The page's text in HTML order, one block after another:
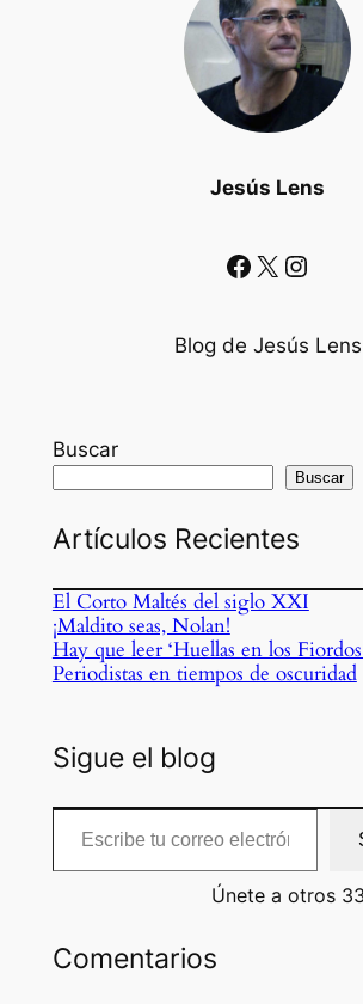
Jesús Lens
Facebook X Instagram
Blog de Jesús Lens
Buscar
Buscar
Artículos Recientes
El Corto Maltés del siglo XXI
¡Maldito seas, Nolan!
Hay que leer ‘Huellas en los
Periodistas en tiempos de oscuridad
Sigue el blog
Escribe tu correo electrónico…
Únete a otros
Comentarios